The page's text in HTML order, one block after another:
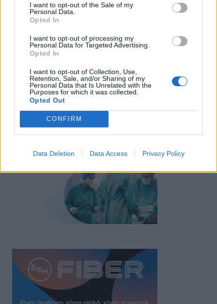
I want to opt-out of the Sale of my
Personal Data.
Opted In
I want to opt-out of processing my
Personal Data for Targeted Advertising.
Opted In
I want to opt-out of Collection, Use,
Retention, Sale, and/or Sharing of my
Personal Data that Is Unrelated with the
Purposes for which it was collected.
Opted Out
CONFIRM
Data Deletion Data Access Privacy Policy